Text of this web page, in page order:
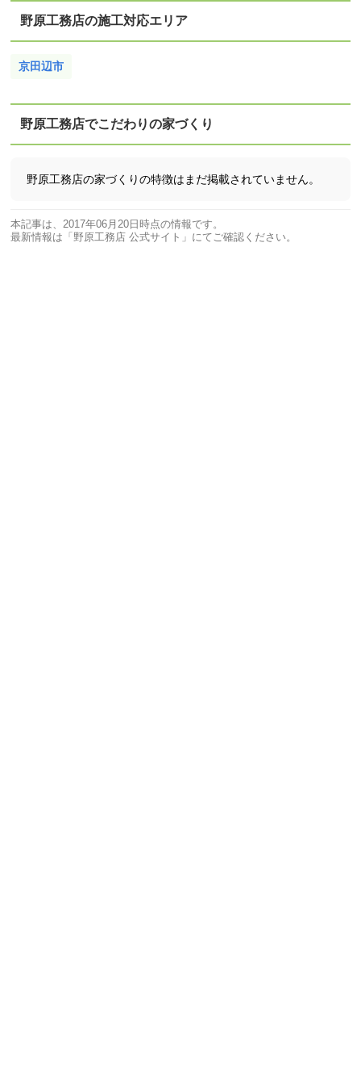
野原工務店の施工対応エリア
京田辺市
野原工務店でこだわりの家づくり
野原工務店の家づくりの特徴はまだ掲載されていません。
本記事は、2017年06月20日時点の情報です。
最新情報は「野原工務店 公式サイト」にてご確認ください。